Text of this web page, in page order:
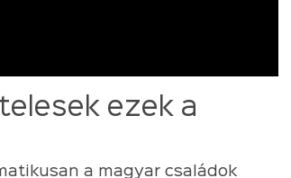
ezek a
a magyar családok